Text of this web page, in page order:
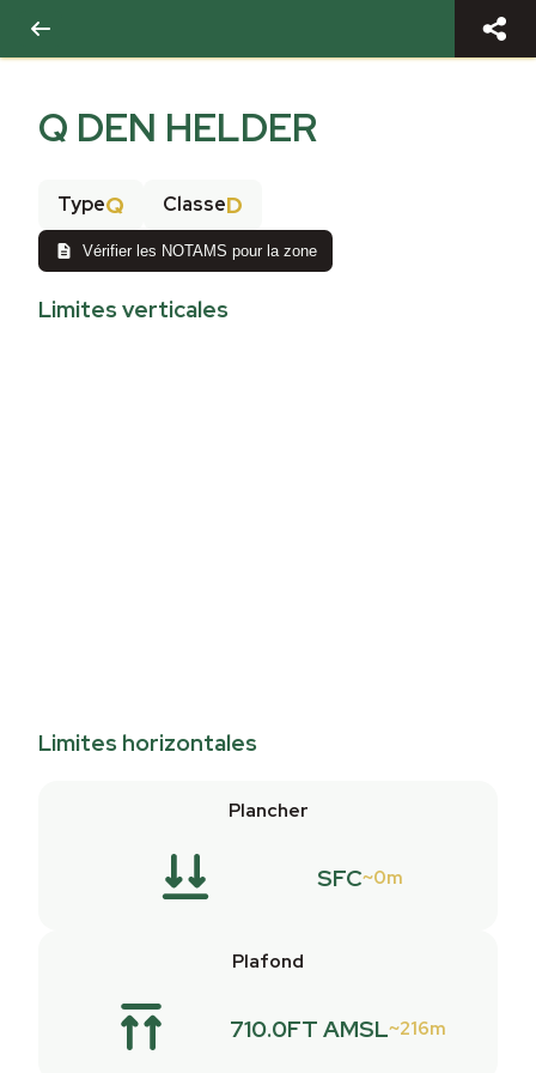
Q DEN HELDER
TypeQ ClasseD
Vérifier les NOTAMS pour la zone
Limites verticales
Limites horizontales
Plancher
SFC 0m
Plafond
710.0FT AMSL 216m